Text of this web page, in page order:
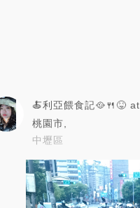
🍝利亞餵食記🥘🍴😝 at
桃園市
中壢區